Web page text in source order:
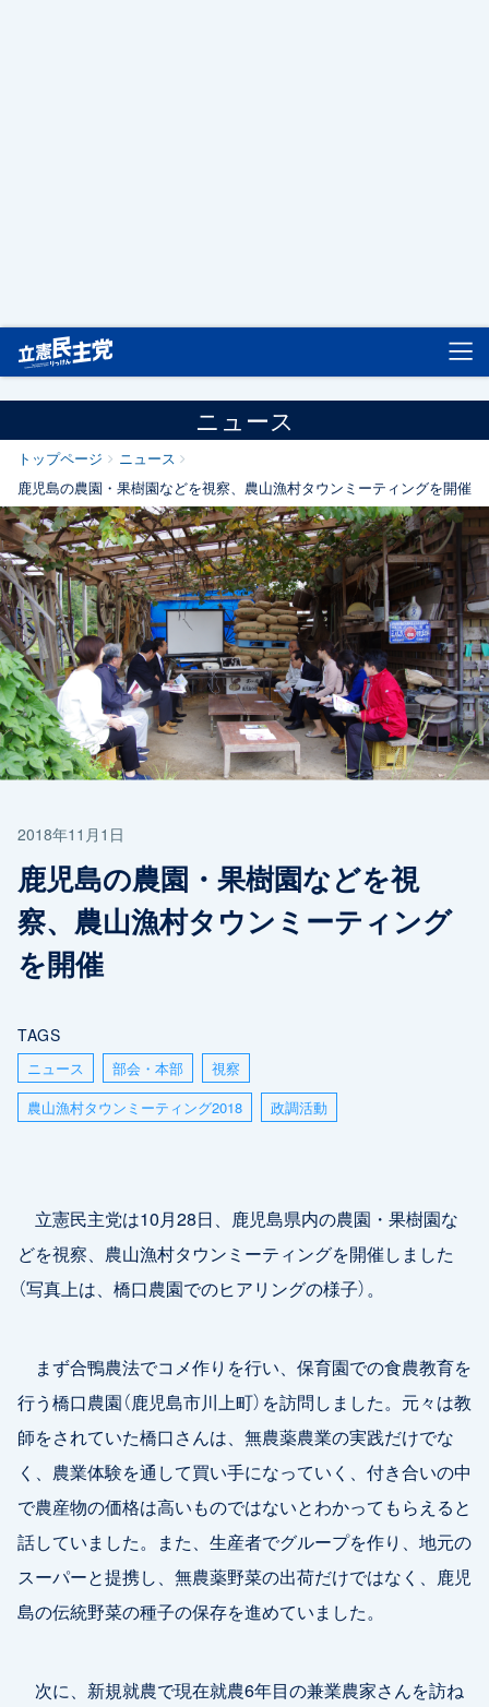
ニュース
トップページ
ニュース
鹿児島の農園・果樹園などを視察、農山漁村タウンミーティングを開催
2018年11月1日
鹿児島の農園・果樹園などを視
察、農山漁村タウンミーティング
を開催
TAGS
ニュース 部会・本部
視察
農山漁村タウンミーティング2018
政調活動
立憲民主党は10月28日、鹿児島県内の農園・果樹園な
どを視察、農山漁村タウンミーティングを開催しました
（写真上は、橋口農園でのヒアリングの様子）。
まず合鴨農法でコメ作りを行い、保育園での食農教育を
行う橋口農園（鹿児島市川上町）を訪問しました。元々は教
師をされていた橋口さんは、無農薬農業の実践だけでな
く、農業体験を通して買い手になっていく、付き合いの中
で農産物の価格は高いものではないとわかってもらえると
話していました。また、生産者でグループを作り、地元の
スーパーと提携し、無農薬野菜の出荷だけではなく、鹿児
島の伝統野菜の種子の保存を進めていました。
次に、新規就農で現在就農6年目の兼業農家さんを訪ね